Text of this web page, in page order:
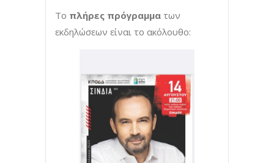
Το πλήρες πρόγραμμα των
εκδηλώσεων είναι το ακόλουθο: